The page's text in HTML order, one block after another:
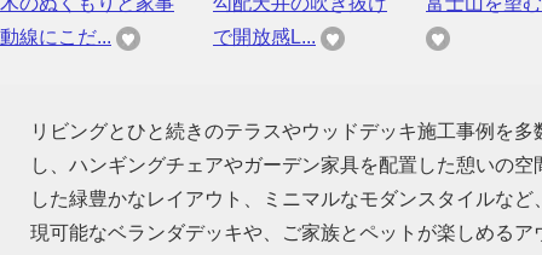
動線にこだ...
で開放感L...
リビングとひと続きのテラスやウッドデッキ施工事例を
し、ハンギングチェアやガーデン家具を配置した憩いの
した緑豊かなレイアウト、ミニマルなモダンスタイルな
現可能なベランダデッキや、ご家族とペットが楽しめる